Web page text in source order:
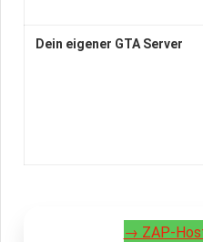
Dein eigener GTA Server
→ ZAP-